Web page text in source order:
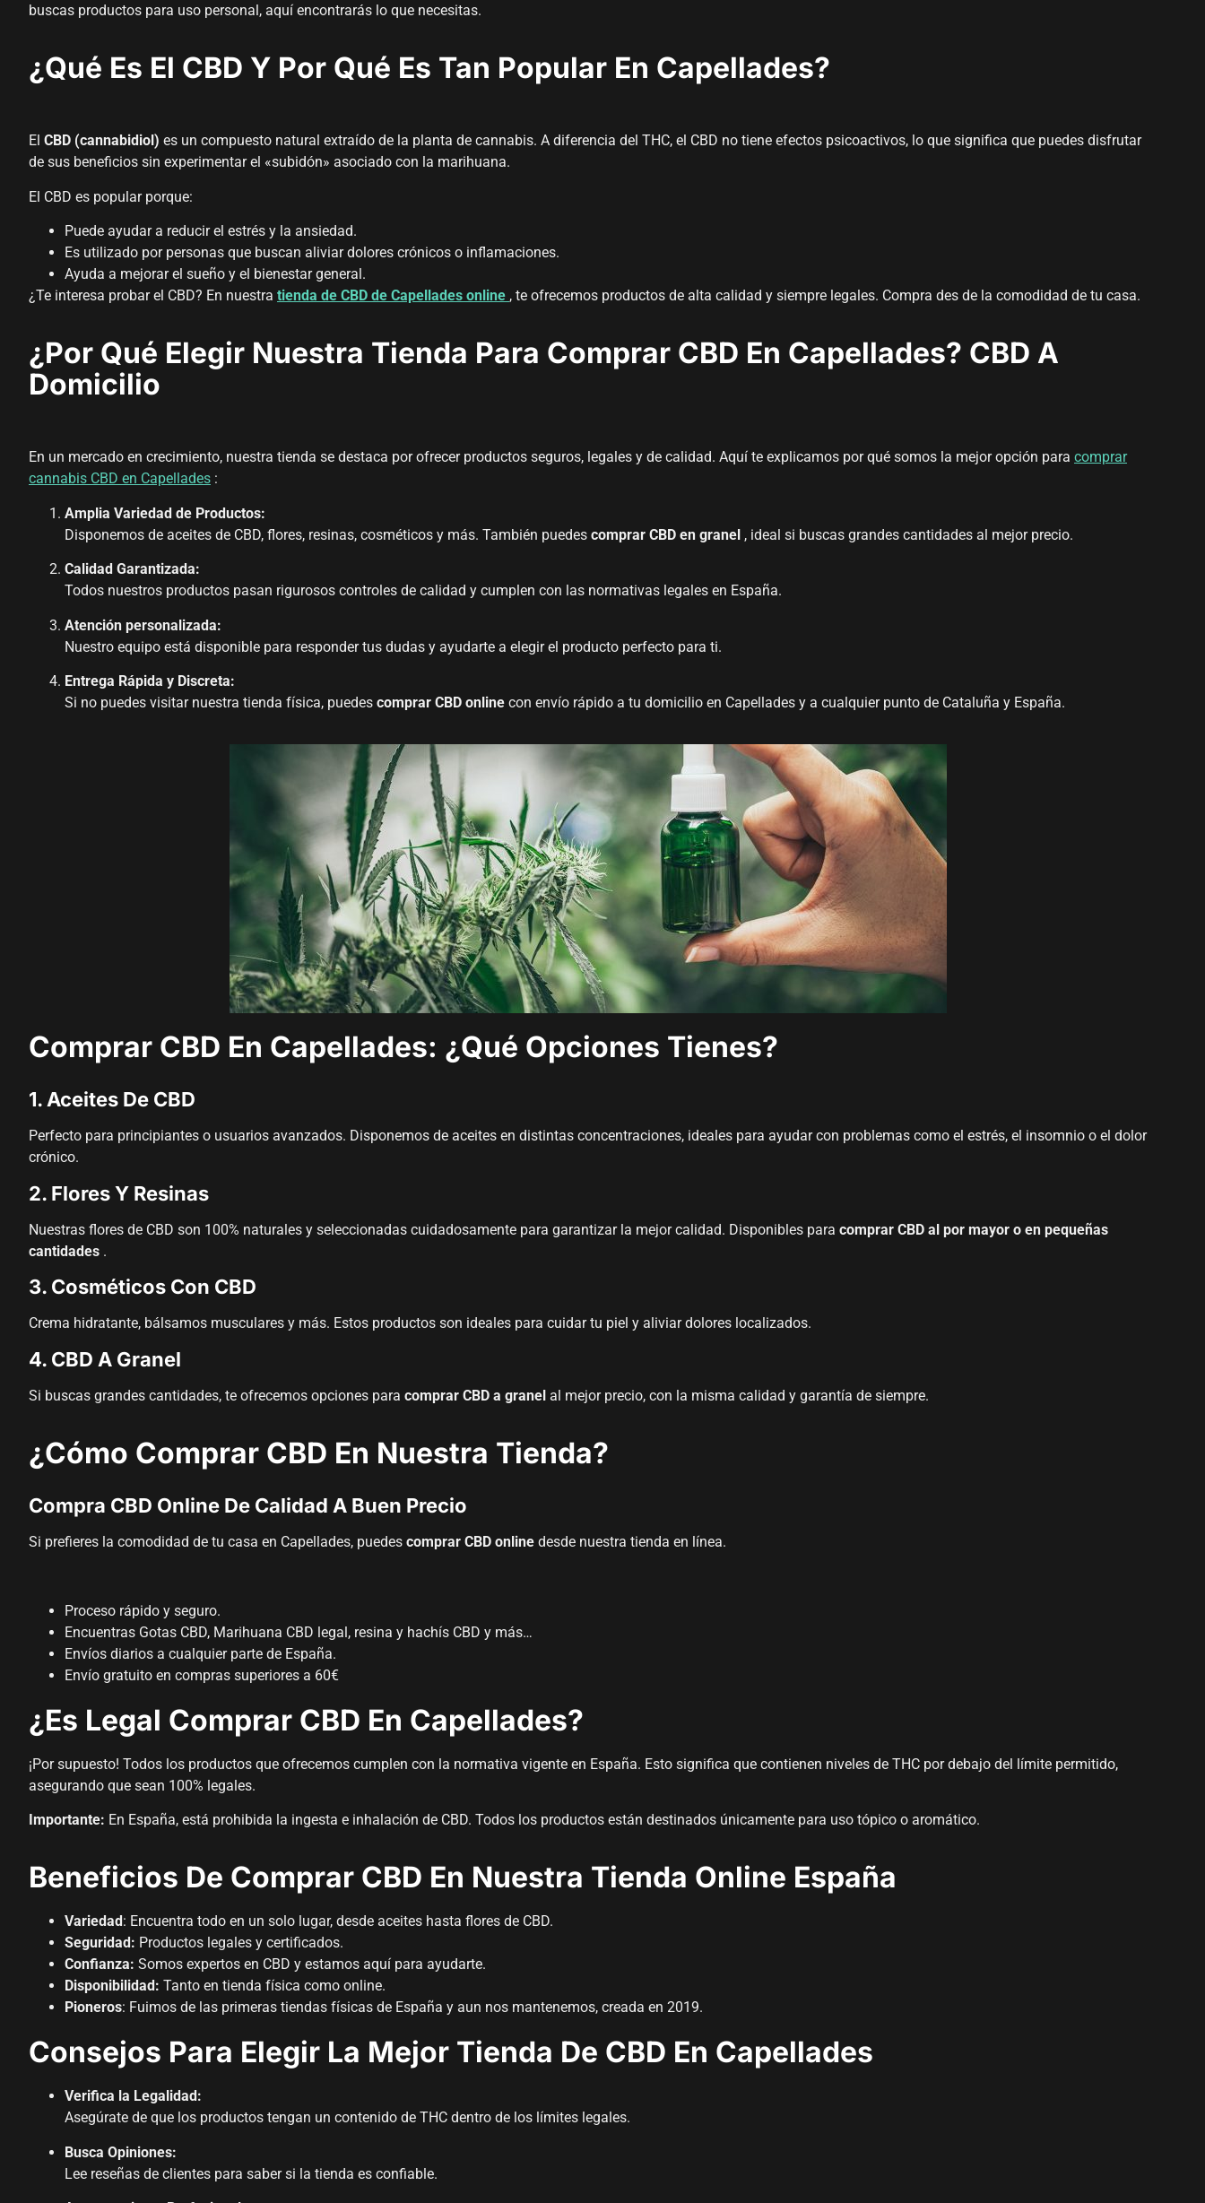
buscas productos para uso personal, aquí encontrarás lo que necesitas.
¿Qué Es El CBD Y Por Qué Es Tan Popular En Capellades?
El CBD (cannabidiol) es un compuesto natural extraído de la planta de cannabis. A diferencia del THC, el CBD no tiene efectos psicoactivos, lo que significa que puedes disfrutar
de sus beneficios sin experimentar el «subidón» asociado con la marihuana.
El CBD es popular porque:
Puede ayudar a reducir el estrés y la ansiedad.
Es utilizado por personas que buscan aliviar dolores crónicos o inflamaciones.
Ayuda a mejorar el sueño y el bienestar general.
¿Te interesa probar el CBD? En nuestra tienda de CBD de Capellades online , te ofrecemos productos de alta calidad y siempre legales. Compra des de la comodidad de tu casa.
¿Por Qué Elegir Nuestra Tienda Para Comprar CBD En Capellades? CBD A
Domicilio
En un mercado en crecimiento, nuestra tienda se destaca por ofrecer productos seguros, legales y de calidad. Aquí te explicamos por qué somos la mejor opción para comprar
cannabis CBD en Capellades :
Amplia Variedad de Productos:
Disponemos de aceites de CBD, flores, resinas, cosméticos y más. También puedes comprar CBD en granel , ideal si buscas grandes cantidades al mejor precio.
Calidad Garantizada:
Todos nuestros productos pasan rigurosos controles de calidad y cumplen con las normativas legales en España.
Atención personalizada:
Nuestro equipo está disponible para responder tus dudas y ayudarte a elegir el producto perfecto para ti.
Entrega Rápida y Discreta:
Si no puedes visitar nuestra tienda física, puedes comprar CBD online con envío rápido a tu domicilio en Capellades y a cualquier punto de Cataluña y España.
Comprar CBD En Capellades: ¿Qué Opciones Tienes?
1. Aceites De CBD
Perfecto para principiantes o usuarios avanzados. Disponemos de aceites en distintas concentraciones, ideales para ayudar con problemas como el estrés, el insomnio o el dolor
crónico.
2. Flores Y Resinas
Nuestras flores de CBD son 100% naturales y seleccionadas cuidadosamente para garantizar la mejor calidad. Disponibles para comprar CBD al por mayor o en pequeñas
cantidades .
3. Cosméticos Con CBD
Crema hidratante, bálsamos musculares y más. Estos productos son ideales para cuidar tu piel y aliviar dolores localizados.
4. CBD A Granel
Si buscas grandes cantidades, te ofrecemos opciones para comprar CBD a granel al mejor precio, con la misma calidad y garantía de siempre.
¿Cómo Comprar CBD En Nuestra Tienda?
Compra CBD Online De Calidad A Buen Precio
Si prefieres la comodidad de tu casa en Capellades, puedes comprar CBD online desde nuestra tienda en línea.
Proceso rápido y seguro.
Encuentras Gotas CBD, Marihuana CBD legal, resina y hachís CBD y más…
Envíos diarios a cualquier parte de España.
Envío gratuito en compras superiores a 60€
¿Es Legal Comprar CBD En Capellades?
¡Por supuesto! Todos los productos que ofrecemos cumplen con la normativa vigente en España. Esto significa que contienen niveles de THC por debajo del límite permitido,
asegurando que sean 100% legales.
Importante: En España, está prohibida la ingesta e inhalación de CBD. Todos los productos están destinados únicamente para uso tópico o aromático.
Beneficios De Comprar CBD En Nuestra Tienda Online España
Variedad : Encuentra todo en un solo lugar, desde aceites hasta flores de CBD.
Seguridad: Productos legales y certificados.
Confianza: Somos expertos en CBD y estamos aquí para ayudarte.
Disponibilidad: Tanto en tienda física como online.
Pioneros: Fuimos de las primeras tiendas físicas de España y aun nos mantenemos, creada en 2019.
Consejos Para Elegir La Mejor Tienda De CBD En Capellades
Verifica la Legalidad:
Asegúrate de que los productos tengan un contenido de THC dentro de los límites legales.
Busca Opiniones:
Lee reseñas de clientes para saber si la tienda es confiable.